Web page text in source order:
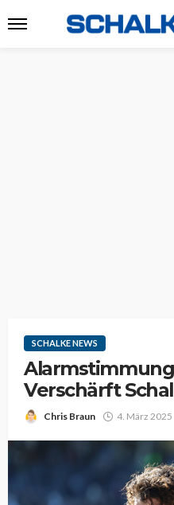
SCHALKE NEWS
Verschärft
Chris Braun 4. März 2025